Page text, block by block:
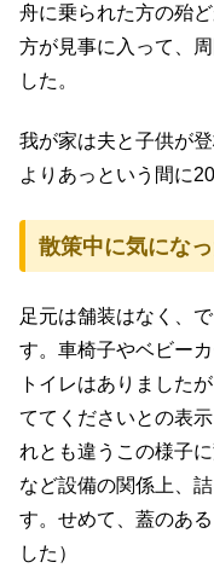
舟に乗られた方の殆
方が見事に入って、
した。
我が家は夫と子供が
よりあっという間に
散策中に気にな
足元は舗装はなく、
す。車椅子やベビー
トイレはありました
ててくださいとの表
れとも違うこの様子
など設備の関係上、
す。せめて、蓋のあ
した）